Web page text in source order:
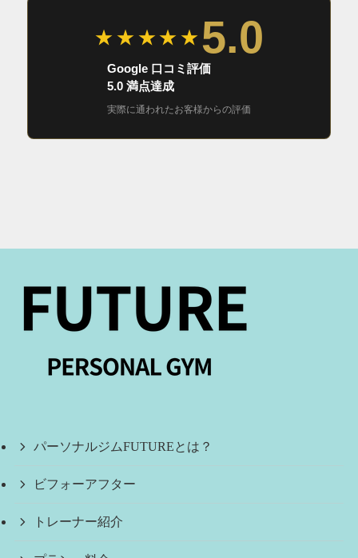
★★★★★ 5.0
Google 口コミ評価
5.0 満点達成
実際に通われたお客様からの評価
パーソナルジムFUTUREとは？
ビフォーアフター
トレーナー紹介